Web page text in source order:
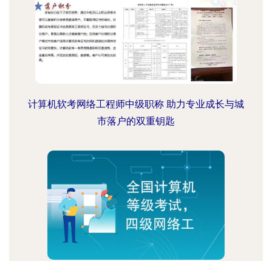
计算机软考网络工程师中级职称 助力专业成长与城
市落户的双重钥匙